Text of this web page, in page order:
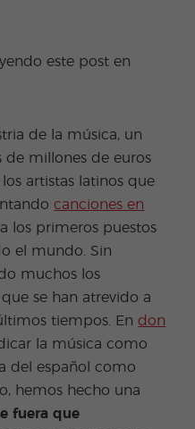
este post en
de la música, un
de millones de euros
artistas latinos que
canciones en
los primeros puestos
el mundo. Sin
muchos los
se han atrevido a
tiempos. Endon
la música como
del español como
hemos hecho una
fuera que